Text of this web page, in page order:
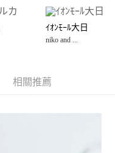
立即使用無須另外申請。
交易確認頁面所載為準。
支付方式。 讓您購物簡單便
帳。
ｲｵﾝﾓｰﾙ大日
niko and ...
相關推薦